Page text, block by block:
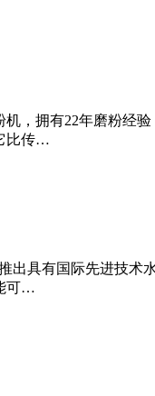
，拥有22年磨粉经
比传…
出具有国际先进技
可…